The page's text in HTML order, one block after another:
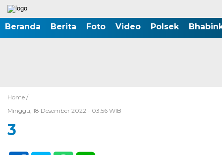
Beranda Berita Foto Video Polsek
Home /
Minggu, 18 Desember 2022 - 03:56 WIB
3